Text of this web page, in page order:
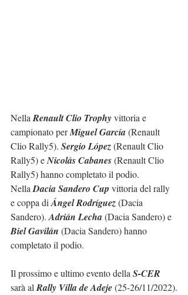
Nella Renault Clio Trophy vittoria e
campionato per Miguel García (Renault
Clio Rally5). Sergio López (Renault Clio
Rally5) e Nicolás Cabanes (Renault Clio
Rally5) hanno completato il podio.
Nella Dacia Sandero Cup vittoria del rally
e coppa di Ángel Rodríguez (Dacia
Sandero). Adrián Lecha (Dacia Sandero) e
Biel Gavilán (Dacia Sandero) hanno
completato il podio.
Il prossimo e ultimo evento della S-CER
sarà al Rally Villa de Adeje (25-26/11/2022).